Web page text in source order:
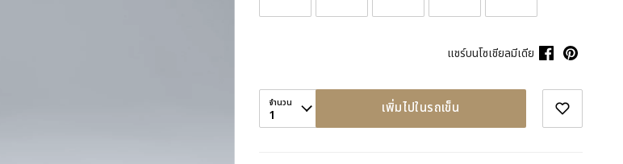
แชร์บนโซเชียลมีเดีย
จำนวน
1 เพิ่มไปในรถเข็น